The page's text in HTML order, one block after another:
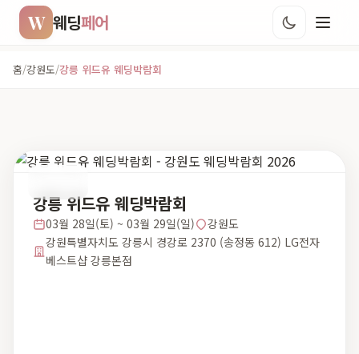
W 웨딩페어
홈/강원도/강릉 위드유 웨딩박람회
강릉 위드유 웨딩박람회
03월 28일(토) ~ 03월 29일(일)
강원도
강원특별자치도 강릉시 경강로 2370 (송정동 612) LG전자
베스트샵 강릉본점